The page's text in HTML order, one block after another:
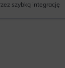
szybką integrację